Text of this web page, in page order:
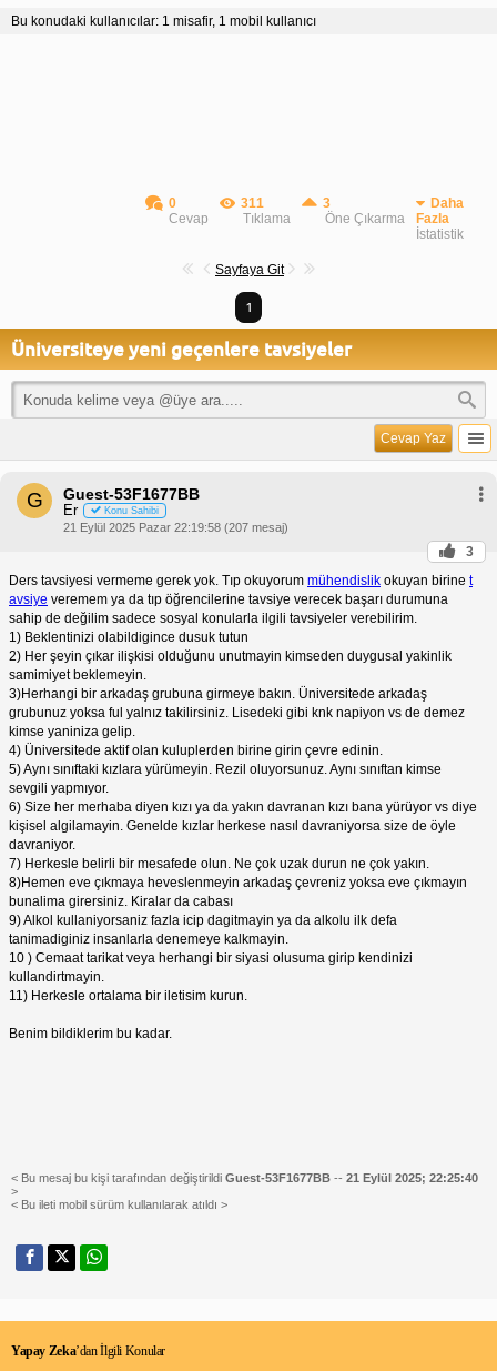
Bu konudaki kullanıcılar: 1 misafir, 1 mobil kullanıcı
0
Cevap
311
Tıklama
3
Öne Çıkarma
Daha
Fazla
İstatistik
Sayfaya Git
1
Üniversiteye yeni geçenlere tavsiyeler
Cevap Yaz
G Guest-53F1677BB
Er Konu Sahibi
21 Eylül 2025 Pazar 22:19:58 (207 mesaj)
3
Ders tavsiyesi vermeme gerek yok. Tıp okuyorum mühendislik okuyan birine t
avsiye veremem ya da tıp öğrencilerine tavsiye verecek başarı durumuna
sahip de değilim sadece sosyal konularla ilgili tavsiyeler verebilirim.
1) Beklentinizi olabildigince dusuk tutun
2) Her şeyin çıkar ilişkisi olduğunu unutmayin kimseden duygusal yakinlik
samimiyet beklemeyin.
3)Herhangi bir arkadaş grubuna girmeye bakın. Üniversitede arkadaş
grubunuz yoksa ful yalnız takilirsiniz. Lisedeki gibi knk napiyon vs de demez
kimse yaniniza gelip.
4) Üniversitede aktif olan kuluplerden birine girin çevre edinin.
5) Aynı sınıftaki kızlara yürümeyin. Rezil oluyorsunuz. Aynı sınıftan kimse
sevgili yapmıyor.
6) Size her merhaba diyen kızı ya da yakın davranan kızı bana yürüyor vs diye
kişisel algilamayin. Genelde kızlar herkese nasıl davraniyorsa size de öyle
davraniyor.
7) Herkesle belirli bir mesafede olun. Ne çok uzak durun ne çok yakın.
8)Hemen eve çıkmaya heveslenmeyin arkadaş çevreniz yoksa eve çıkmayın
bunalima girersiniz. Kiralar da cabası
9) Alkol kullaniyorsaniz fazla icip dagitmayin ya da alkolu ilk defa
tanimadiginiz insanlarla denemeye kalkmayin.
10 ) Cemaat tarikat veya herhangi bir siyasi olusuma girip kendinizi
kullandirtmayin.
11) Herkesle ortalama bir iletisim kurun.
Benim bildiklerim bu kadar.
< Bu mesaj bu kişi tarafından değiştirildi Guest-53F1677BB -- 21 Eylül 2025; 22:25:40
>
< Bu ileti mobil sürüm kullanılarak atıldı >
Yapay Zeka’dan İlgili Konular